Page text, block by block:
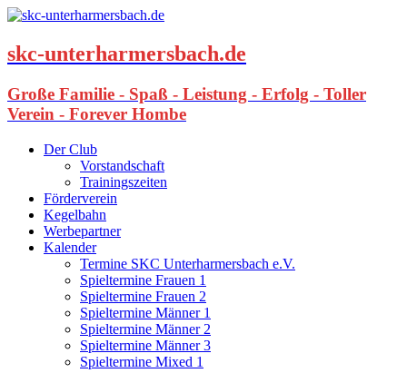
skc-unterharmersbach.de
Große Familie - Spaß - Leistung - Erfolg - Toller
Verein - Forever Hombe
Der Club
Vorstandschaft
Trainingszeiten
Förderverein
Kegelbahn
Werbepartner
Kalender
Termine SKC Unterharmersbach e.V.
Spieltermine Frauen 1
Spieltermine Frauen 2
Spieltermine Männer 1
Spieltermine Männer 2
Spieltermine Männer 3
Spieltermine Mixed 1